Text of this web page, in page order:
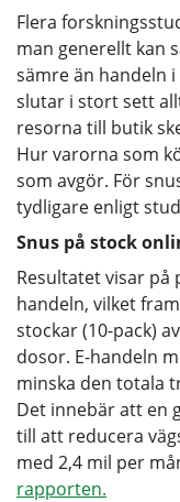
Flera
man generellt kan
sämre än handeln
slutar i stort sett
resorna till butik
Hur varorna som
som avgör. För
tydligare enligt
Snus på stock
Resultatet visar
handeln, vilket
stockar (10-pack)
dosor. E-handeln
minska den totala
Det innebär att en
till att reducera
med 2,4 mil per
rapporten.